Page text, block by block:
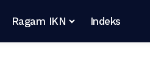
Ragam IKN Indeks